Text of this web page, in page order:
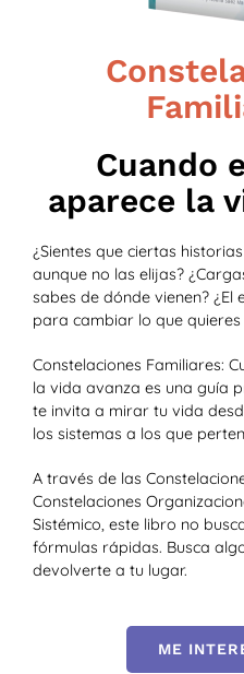
Cuando
aparece la
¿Sientes que ciertas
aunque no las elijas?
sabes de dónde vienen? ¿El
para cambiar lo que
Constelaciones Familiares:
la vida avanza es una guía
te invita a mirar tu vida
los sistemas a los que
A través de las
Constelaciones
Sistémico, este libro no
fórmulas rápidas. Busca
devolverte a tu lugar.
ME